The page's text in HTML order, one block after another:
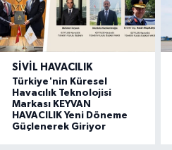
SIVIL HAVACILIK
Türkiye'nin Küresel
Havacılık Teknolojisi
Markası KEYVAN
HAVACILIK Yeni Döneme
Güçlenerek Giriyor